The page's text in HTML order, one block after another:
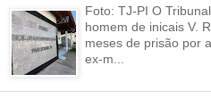
Foto: TJ-PI O
homem de inicais V.
meses de prisão por
ex-m...